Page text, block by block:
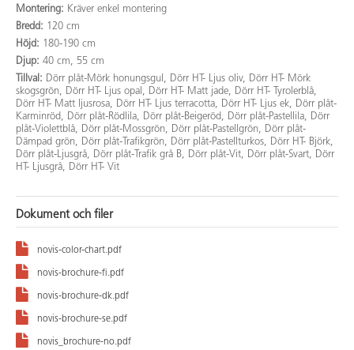
Montering: Kräver enkel montering
Bredd: 120 cm
Höjd: 180-190 cm
Djup: 40 cm, 55 cm
Tillval: Dörr plåt-Mörk honungsgul, Dörr HT- Ljus oliv, Dörr HT- Mörk
skogsgrön, Dörr HT- Ljus opal, Dörr HT- Matt jade, Dörr HT- Tyrolerblå,
Dörr HT- Matt ljusrosa, Dörr HT- Ljus terracotta, Dörr HT- Ljus ek, Dörr plåt-
Karminröd, Dörr plåt-Rödlila, Dörr plåt-Beigeröd, Dörr plåt-Pastellila, Dörr
plåt-Violettblå, Dörr plåt-Mossgrön, Dörr plåt-Pastellgrön, Dörr plåt-
Dämpad grön, Dörr plåt-Trafikgrön, Dörr plåt-Pastellturkos, Dörr HT- Björk,
Dörr plåt-Ljusgrå, Dörr plåt-Trafik grå B, Dörr plåt-Vit, Dörr plåt-Svart, Dörr
HT- Ljusgrå, Dörr HT- Vit
Dokument och filer
novis-color-chart.pdf
novis-brochure-fi.pdf
novis-brochure-dk.pdf
novis-brochure-se.pdf
novis_brochure-no.pdf